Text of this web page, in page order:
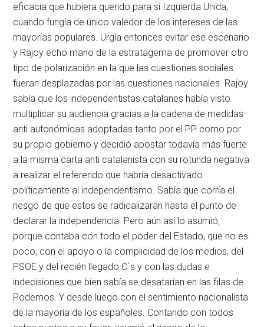
eficacia que hubiera querido para sí Izquierda Unida,
cuando fungía de único valedor de los intereses de las
mayorías populares. Urgía entonces evitar ese escenario
y Rajoy echo mano de la estratagema de promover otro
tipo de polarización en la que las cuestiones sociales
fueran desplazadas por las cuestiones nacionales. Rajoy
sabía que los independentistas catalanes había visto
multiplicar su audiencia gracias a la cadena de medidas
anti autonómicas adoptadas tanto por el PP como por
su propio gobierno y decidió apostar todavía más fuerte
a la misma carta anti catalanista con su rotunda negativa
a realizar el referendo que habría desactivado
políticamente al independentismo. Sabía que corría el
riesgo de que estos se radicalizaran hasta el punto de
declarar la independencia. Pero aún así lo asumió,
porque contaba con todo el poder del Estado, que no es
poco, con el apoyo o la complicidad de los medios, del
PSOE y del recién llegado C´s y con las dudas e
indecisiones que bien sabía se desatarían en las filas de
Podemos. Y desde luego con el sentimiento nacionalista
de la mayoría de los españoles. Contando con todos